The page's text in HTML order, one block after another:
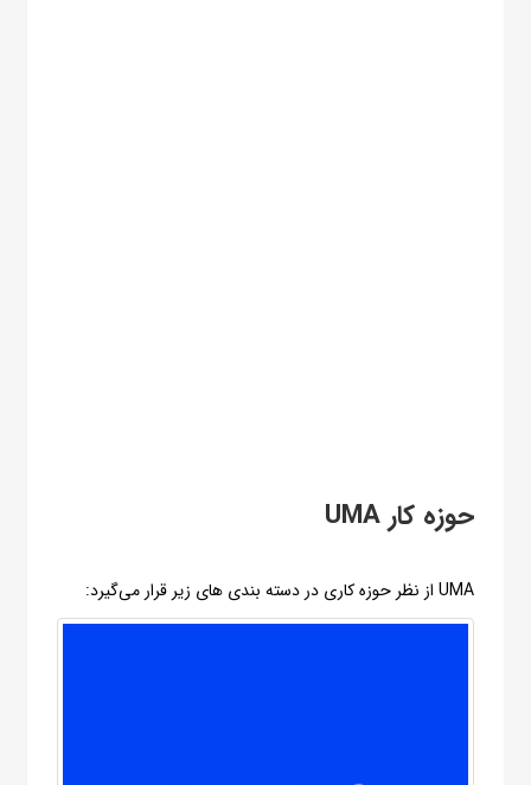
حوزه کار UMA
UMA از نظر حوزه کاری در دسته بندی های زیر قرار می‌گیرد: